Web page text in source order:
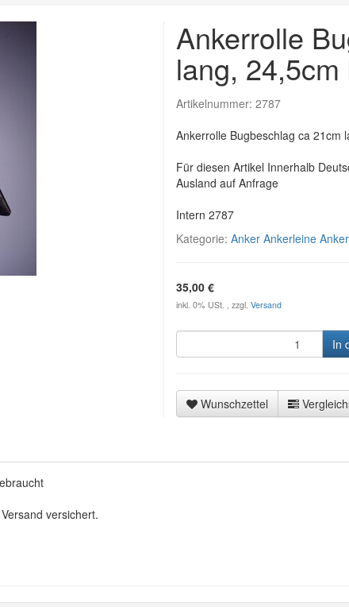
Ankerrolle
lang,
Artikelnummer: 2787
Ankerrolle Bugbeschlag ca 21cm
Für diesen Artikel Innerhalb
Ausland auf Anfrage
Intern 2787
Kategorie: Anker Ankerleine
35,00 €
inkl. 0% USt. , zzgl. Versand
In
Wunschzettel
versichert.